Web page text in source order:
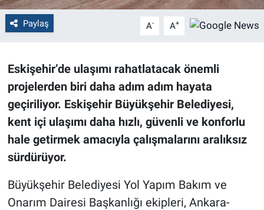
Paylaş A- A+
Eskişehir’de ulaşımı rahatlatacak önemli
projelerden biri daha adım adım hayata
geçiriliyor. Eskişehir Büyükşehir Belediyesi,
kent içi ulaşımı daha hızlı, güvenli ve konforlu
hale getirmek amacıyla çalışmalarını aralıksız
sürdürüyor.
Büyükşehir Belediyesi Yol Yapım Bakım ve
Onarım Dairesi Başkanlığı ekipleri, Ankara-
Yerel
Bilim ve Teknoloji